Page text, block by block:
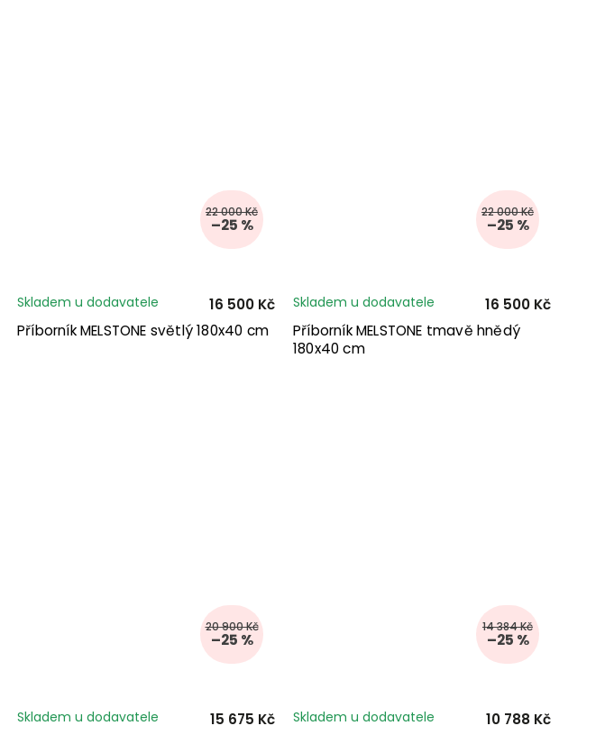
22 000 Kč
–25 %
Příborník MELSTONE světlý 180x40 cm
Skladem u dodavatele 16 500 Kč
22 000 Kč
–25 %
Příborník MELSTONE tmavě hnědý
180x40 cm
Skladem u dodavatele 16 500 Kč
20 900 Kč
–25 %
Skladem u dodavatele 15 675 Kč
14 384 Kč
–25 %
Skladem u dodavatele 10 788 Kč